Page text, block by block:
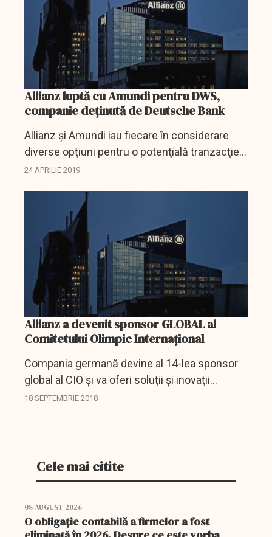
Allianz luptă cu Amundi pentru DWS,
companie deţinută de Deutsche Bank
Allianz şi Amundi iau fiecare în considerare
diverse opţiuni pentru o potenţială tranzacţie
cu DWS, compania de gestionare a activelor al
24 APRILIE 2019
Allianz a devenit sponsor GLOBAL al
Comitetului Olimpic Internațional
Compania germană devine al 14-lea sponsor
global al CIO şi va oferi soluţii şi inovaţii
integrate de asigurare pentru sprijinirea
18 SEPTEMBRIE 2018
Cele mai citite
08 AUGUST 2026
O obligație contabilă a firmelor a fost